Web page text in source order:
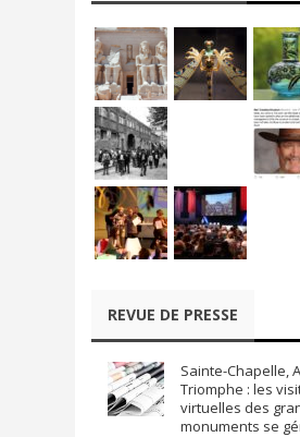
REVUE DE PRESSE
Sainte-Chapelle,
Triomphe : les
virtuelles des
monuments se